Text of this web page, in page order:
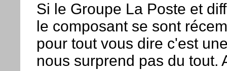
Si le Groupe La Poste et
le composant se sont
pour tout vous dire c'est
nous surprend pas du tout.